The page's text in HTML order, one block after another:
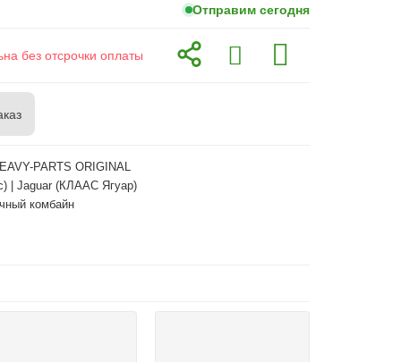
Отправим сегодня
без отсрочки оплаты
PARTS ORIGINAL
| Jaguar (КЛААС Ягуар)
комбайн